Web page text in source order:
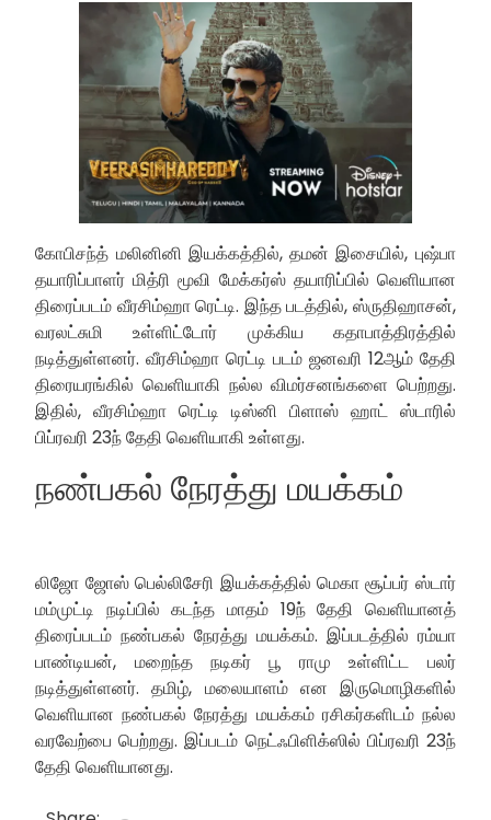
கோபிசந்த் மலினினி இயக்கத்தில், தமன் இசையில், புஷ்பா
தயாரிப்பாளர் மித்ரி மூவி மேக்கர்ஸ் தயாரிப்பில் வெளியான
திரைப்படம் வீரசிம்ஹா ரெட்டி. இந்த படத்தில், ஸ்ருதிஹாசன்,
வரலட்சுமி உள்ளிட்டோர் முக்கிய கதாபாத்திரத்தில்
நடித்துள்ளனர். வீரசிம்ஹா ரெட்டி படம் ஜனவரி 12ஆம் தேதி
திரையரங்கில் வெளியாகி நல்ல விமர்சனங்களை பெற்றது.
இதில், வீரசிம்ஹா ரெட்டி டிஸ்னி பிளாஸ் ஹாட் ஸ்டாரில்
பிப்ரவரி 23ந் தேதி வெளியாகி உள்ளது.
நண்பகல் நேரத்து மயக்கம்
லிஜோ ஜோஸ் பெல்லிசேரி இயக்கத்தில் மெகா சூப்பர் ஸ்டார்
மம்முட்டி நடிப்பில் கடந்த மாதம் 19ந் தேதி வெளியானத்
திரைப்படம் நண்பகல் நேரத்து மயக்கம். இப்படத்தில் ரம்யா
பாண்டியன், மறைந்த நடிகர் பூ ராமு உள்ளிட்ட பலர்
நடித்துள்ளனர். தமிழ், மலையாளம் என இருமொழிகளில்
வெளியான நண்பகல் நேரத்து மயக்கம் ரசிகர்களிடம் நல்ல
வரவேற்பை பெற்றது. இப்படம் நெட்ஃபிளிக்ஸில் பிப்ரவரி 23ந்
தேதி வெளியானது.